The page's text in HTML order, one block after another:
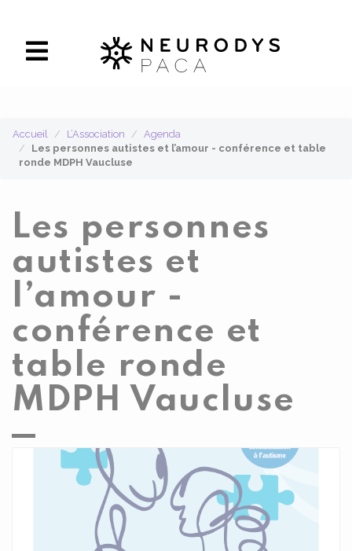
Accueil L’Association
Agenda
Les personnes autistes et l’amour - conférence et table
ronde MDPH Vaucluse
Les personnes
autistes et
l’amour -
conférence et
table ronde
MDPH Vaucluse